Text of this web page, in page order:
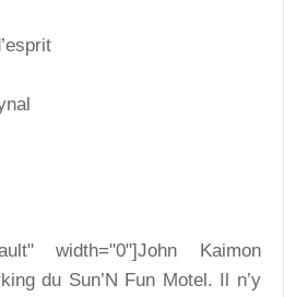
width="0"]John Kaimon
du Sun’N Fun Motel. Il n’y